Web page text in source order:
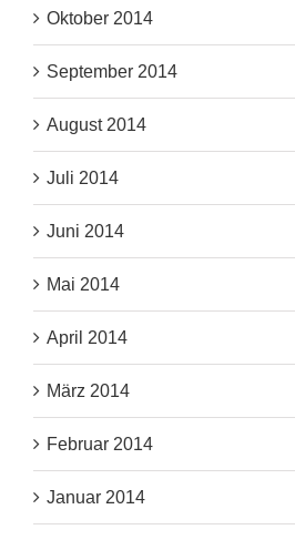
Oktober 2014
September 2014
August 2014
Juli 2014
Juni 2014
Mai 2014
April 2014
März 2014
Februar 2014
Januar 2014